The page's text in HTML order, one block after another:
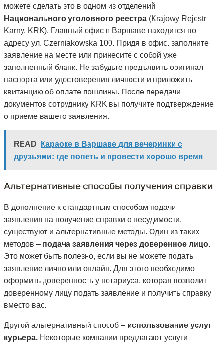
можете сделать это в одном из отделений
Национального уголовного реестра (Krajowy Rejestr
Karny, KRK). Главный офис в Варшаве находится по
адресу ул. Czerniakowska 100. Придя в офис, заполните
заявление на месте или принесите с собой уже
заполненный бланк. Не забудьте предъявить оригинал
паспорта или удостоверения личности и приложить
квитанцию об оплате пошлины. После передачи
документов сотруднику KRK вы получите подтверждение
о приеме вашего заявления.
READ
Караоке в Варшаве для вечеринки с
друзьями: где попеть и провести хорошо время
Альтернативные способы получения справки
В дополнение к стандартным способам подачи
заявления на получение справки о несудимости,
существуют и альтернативные методы. Один из таких
методов – подача заявления через доверенное лицо.
Это может быть полезно, если вы не можете подать
заявление лично или онлайн. Для этого необходимо
оформить доверенность у нотариуса, которая позволит
доверенному лицу подать заявление и получить справку
вместо вас.
Другой альтернативный способ – использование услуг
курьера. Некоторые компании предлагают услуги